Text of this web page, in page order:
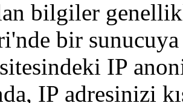
bilgiler
bir sunucuya
sitesindeki IP
, IP adresinizi